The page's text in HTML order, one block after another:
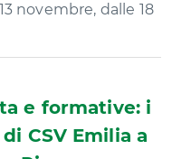
novembre, dalle 18
e formative: i
CSV Emilia a